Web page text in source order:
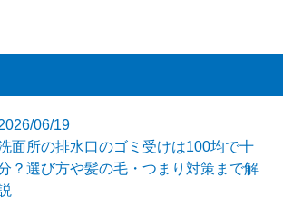
06/19
面所の排水口のゴミ受けは100均で十
？選び方や髪の毛・つまり対策まで解